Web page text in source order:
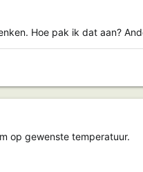
Hoe pak ik dat aan?
op gewenste temperatuur.